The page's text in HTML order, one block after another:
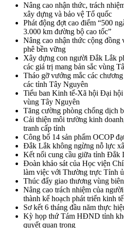
Nâng cao nhận thức, trách
xây dựng và bảo vệ Tổ quốc
Phát động đợt cao điểm “500
3.000 km đường bộ cao tốc”
Nâng cao nhận thức cộng đồng
phê bền vững
Xây dựng con người Đắk Lắk
các giá trị mang bản sắc vùng
Tháo gỡ vướng mắc các
các tỉnh Tây Nguyên
Tiểu ban Kinh tế-Xã hội Đại
vùng Tây Nguyên
Tăng cường phòng chống dịch
Cải thiện môi trường kinh
tranh cấp tỉnh
Công bố 14 sản phẩm OCOP
Đắk Lắk không ngừng nỗ lực
Kết nối cung cầu giữa tỉnh Đắk
Đoàn khảo sát của Học viện
làm việc với Thường trực Tỉnh
Thúc đẩy giao thương vùng
Nâng cao trách nhiệm của
thành kế hoạch phát triển kinh
Sơ kết 6 tháng đầu năm thực
Kỳ họp thứ Tám HĐND tỉnh
quyết quan trọng